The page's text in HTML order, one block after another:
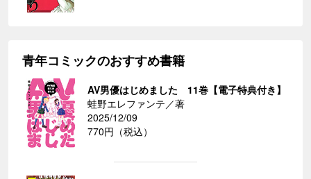
青年コミックのおすすめ書籍
AV男優はじめました 11巻【電子特典付き】
蛙野エレファンテ／著
2025/12/09
770円（税込）